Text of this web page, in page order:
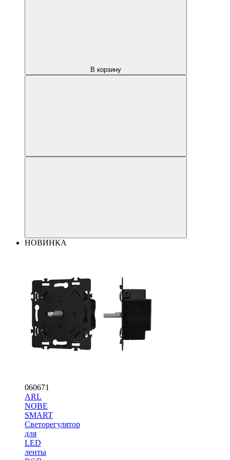
В корзину
НОВИНКА
060671
ARL
NOBE
SMART
Светорегулятор
для
LED
ленты